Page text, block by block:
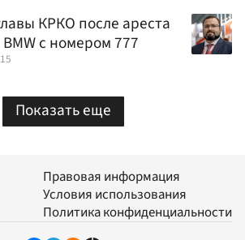
КРКО после ареста
с номером 777
Показать еще
Правовая информация
Условия использования
Политика конфиденциальности